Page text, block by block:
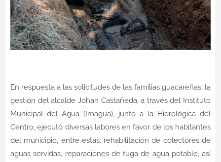
En respuesta a las solicitudes de las familias guacareñas, la
gestión del alcalde Johan Castañeda, a través del Instituto
Municipal del Agua (Imagua), junto a la Hidrológica del
Centro, ejecutó diversas labores en favor de los habitantes
del municipio, entre estas: rehabilitación de colectores de
aguas servidas, reparaciones de fuga de agua potable, así